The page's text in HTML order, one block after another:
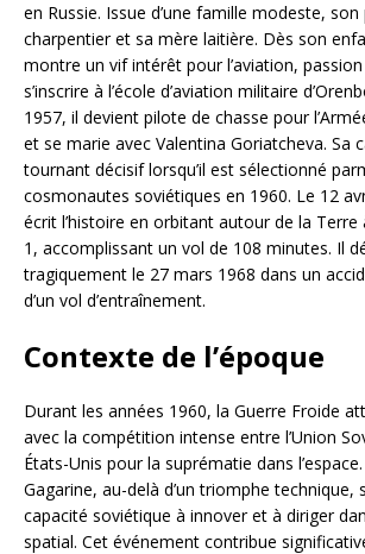
en Russie. Issue d’une famille modeste,
charpentier et sa mère laitière. Dès son
montre un vif intérêt pour l’aviation, passion
s’inscrire à l’école d’aviation militaire
1957, il devient pilote de chasse pour
et se marie avec Valentina Goriatcheva. Sa
tournant décisif lorsqu’il est sélectionné
cosmonautes soviétiques en 1960. Le 12
écrit l’histoire en orbitant autour de la
1, accomplissant un vol de 108 minutes. Il
tragiquement le 27 mars 1968 dans un
d’un vol d’entraînement.
Contexte de l’époque
Durant les années 1960, la Guerre Froide
avec la compétition intense entre l’Union
États-Unis pour la suprématie dans
Gagarine, au-delà d’un triomphe technique,
capacité soviétique à innover et à diriger
spatial. Cet événement contribue